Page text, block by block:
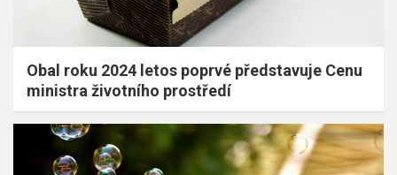
Obal roku 2024 letos poprvé představuje Cenu
ministra životního prostředí